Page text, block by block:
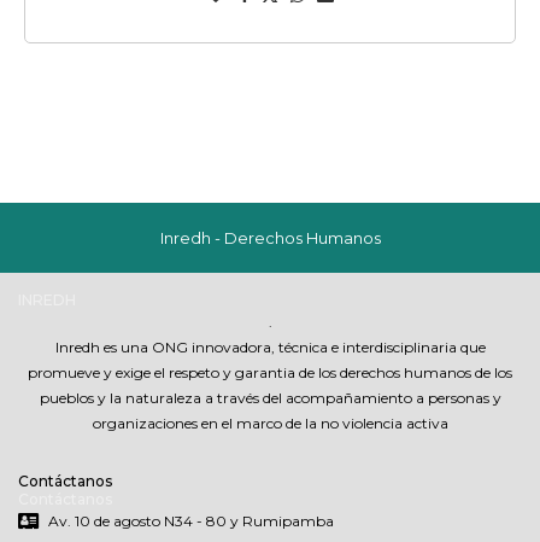
Inredh - Derechos Humanos
Inredh es una ONG innovadora, técnica e interdisciplinaria que
promueve y exige el respeto y garantia de los derechos humanos de los
pueblos y la naturaleza a través del acompañamiento a personas y
organizaciones en el marco de la no violencia activa
Contáctanos
Av. 10 de agosto N34 - 80 y Rumipamba